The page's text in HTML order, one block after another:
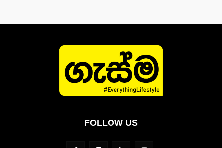
FOLLOW US